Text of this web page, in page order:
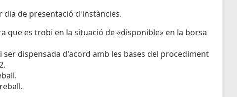
de presentació d'instàncies.
que es trobi en la situació de «disponible» en la borsa
dispensada d'acord amb les bases del procediment